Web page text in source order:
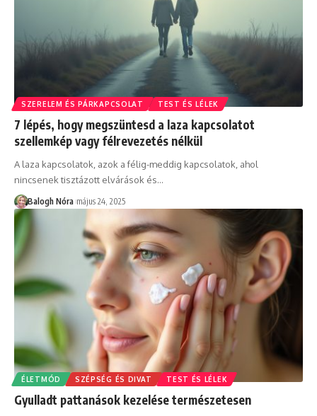
SZERELEM ÉS PÁRKAPCSOLAT TEST ÉS LÉLEK
7 lépés, hogy megszüntesd a laza kapcsolatot
szellemkép vagy félrevezetés nélkül
A laza kapcsolatok, azok a félig-meddig kapcsolatok, ahol
nincsenek tisztázott elvárások és…
Balogh Nóra május 24, 2025
ÉLETMÓD SZÉPSÉG ÉS DIVAT TEST ÉS LÉLEK
Gyulladt pattanások kezelése természetesen